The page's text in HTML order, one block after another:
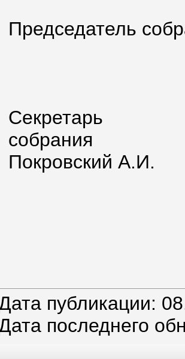
Председатель
Секретарь
Покровский А.И.
публикации:
последнего